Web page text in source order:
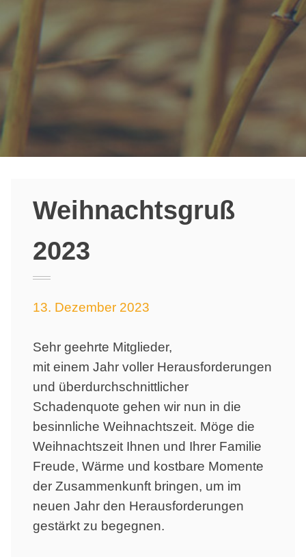
Weihnachtsgruß
2023
13. Dezember 2023
Sehr geehrte Mitglieder,
mit einem Jahr voller Herausforderungen
und überdurchschnittlicher
Schadenquote gehen wir nun in die
besinnliche Weihnachtszeit. Möge die
Weihnachtszeit Ihnen und Ihrer Familie
Freude, Wärme und kostbare Momente
der Zusammenkunft bringen, um im
neuen Jahr den Herausforderungen
gestärkt zu begegnen.